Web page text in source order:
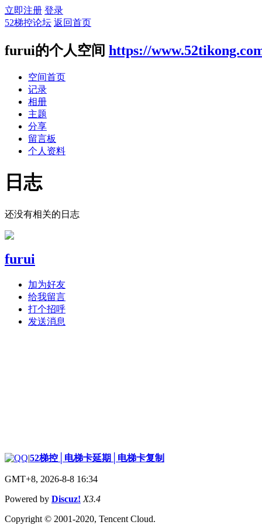
立即注册 登录
52梯控论坛 返回首页
furui的个人空间 https://
空间首页
记录
相册
主题
分享
留言板
个人资料
日志
还没有相关的日志
furui
加为好友
给我留言
打个招呼
发送消息
|52梯控│电梯卡延期│电梯卡复制
GMT+8, 2026-8-8 16:34
Powered by Discuz! X3.4
Copyright © 2001-2020, Tencent Cloud.